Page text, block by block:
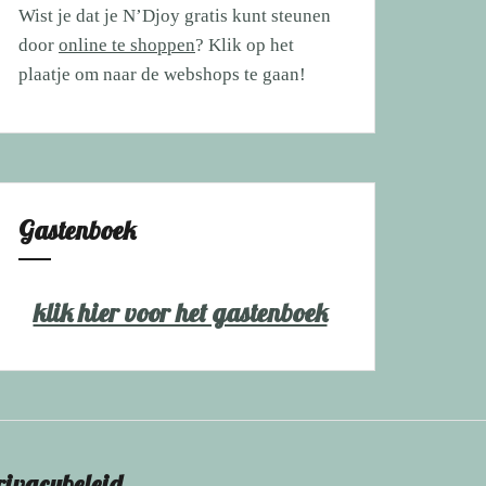
Wist je dat je N’Djoy gratis kunt steunen
door online te shoppen? Klik op het
plaatje om naar de webshops te gaan!
Gastenboek
klik hier voor het gastenboek